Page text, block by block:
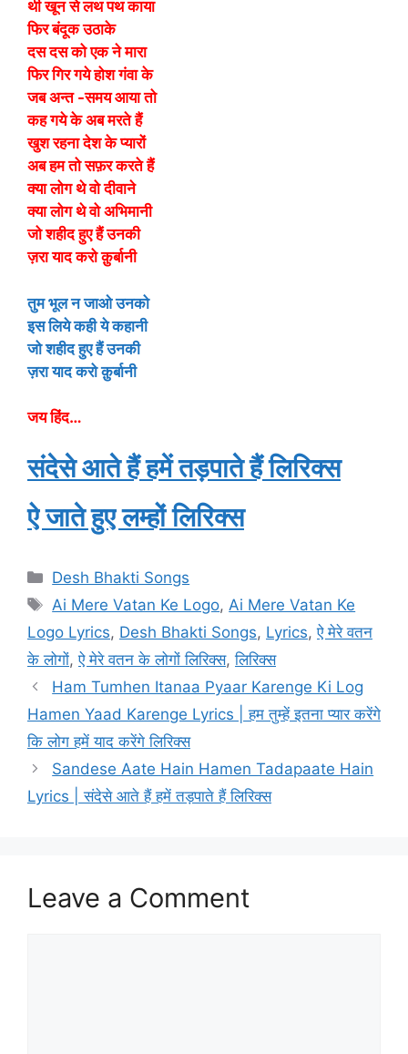
थी खून से लथ पथ काया
फिर बंदूक उठाके
दस दस को एक ने मारा
फिर गिर गये होश गंवा के
जब अन्त -समय आया तो
कह गये के अब मरते हैं
खुश रहना देश के प्यारों
अब हम तो सफ़र करते हैं
क्या लोग थे वो दीवाने
क्या लोग थे वो अभिमानी
जो शहीद हुए हैं उनकी
ज़रा याद करो क़ुर्बानी
तुम भूल न जाओ उनको
इस लिये कही ये कहानी
जो शहीद हुए हैं उनकी
ज़रा याद करो क़ुर्बानी
जय हिंद…
संदेसे आते हैं हमें तड़पाते हैं लिरिक्स
ऐ जाते हुए लम्हों लिरिक्स
Categories
Desh Bhakti Songs
Tags
Ai Mere Vatan Ke Logo, Ai Mere Vatan Ke
Logo Lyrics, Desh Bhakti Songs, Lyrics,ऐ मेरे वतन
के लोगों,ऐ मेरे वतन के लोगों लिरिक्स,लिरिक्स
Ham Tumhen Itanaa Pyaar Karenge Ki Log
Hamen Yaad Karenge Lyrics | हम तुम्हें इतना प्यार करेंगे
कि लोग हमें याद करेंगे लिरिक्स
Sandese Aate Hain Hamen Tadapaate Hain
Lyrics | संदेसे आते हैं हमें तड़पाते हैं लिरिक्स
Leave a Comment